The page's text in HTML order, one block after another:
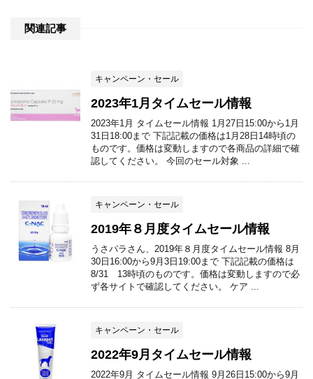
関連記事
キャンペーン・セール
2023年1月タイムセール情報
2023年1月 タイムセール情報 1月27日15:00から1月
31日18:00まで 下記記載の価格は1月28日14時頃の
ものです。価格は変動しますので各商品の詳細で確
認してください。 今回のセール対象 ...
キャンペーン・セール
2019年８月度タイムセール情報
うさパラさん、2019年８月度タイムセール情報 8月
30日16:00から9月3日19:00まで 下記記載の価格は
8/31 13時頃のものです。価格は変動しますので必
ず各サイトで確認してください。 ケア ...
キャンペーン・セール
2022年9月タイムセール情報
2022年9月 タイムセール情報 9月26日15:00から9月